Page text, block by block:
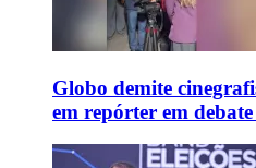
Globo demite
em repórter em